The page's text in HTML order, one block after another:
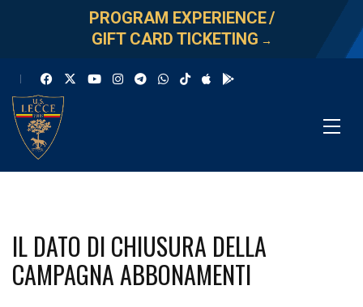
PROGRAM EXPERIENCE/
GIFT CARD TICKETING →
IL DATO DI CHIUSURA DELLA
CAMPAGNA ABBONAMENTI